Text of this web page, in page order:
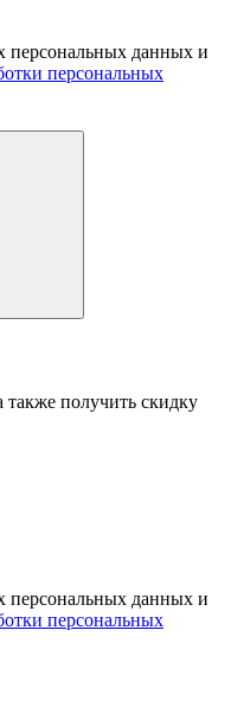
персональных данных и
персональных
получить скидку
персональных данных и
персональных